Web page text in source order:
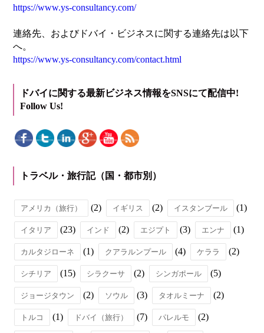
https://www.ys-consultancy.com/
連絡先、およびドバイ・ビジネスに関する連絡先は以下
へ。
https://www.ys-consultancy.com/contact.html
ドバイに関する最新ビジネス情報をSNSにて配信中!
Follow Us!
トラベル・旅行記（国・都市別）
アメリカ（旅行） (2) イギリス (2) イスタンブール (1)
イタリア (23) インド (2) エジプト (3) エンナ (1)
カルタジローネ (1) クアラルンプール (4) ケララ (2)
シチリア (15) シラクーサ (2) シンガポール (5)
ジョージタウン (2) ソウル (3) タオルミーナ (2)
トルコ (1) ドバイ（旅行） (7) パレルモ (2)